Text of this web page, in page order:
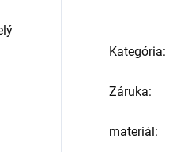
Kategória:
Záruka:
materiál: